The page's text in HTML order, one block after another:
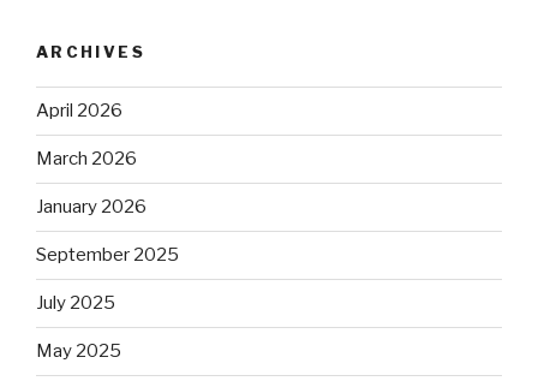
ARCHIVES
April 2026
March 2026
January 2026
September 2025
July 2025
May 2025